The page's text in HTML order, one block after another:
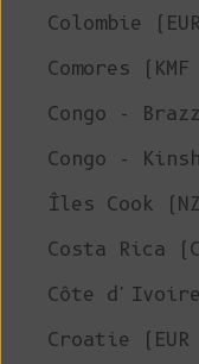
Colombie
Comores
Congo -
Congo -
Îles Cook
Costa Rica
Côte
Croatie (EUR